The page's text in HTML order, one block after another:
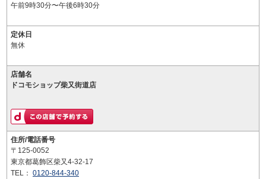
午前9時30分〜午後6時30分
定休日
無休
店舗名
ドコモショップ柴又街道店
住所/電話番号
〒125-0052
東京都葛飾区柴又4-32-17
TEL： 0120-844-340